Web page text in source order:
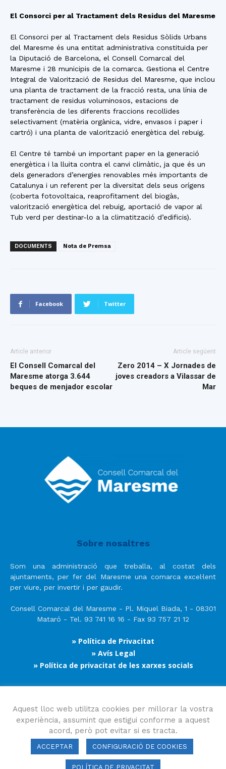
El Consorci per al Tractament dels Residus del Maresme
El Consorci per al Tractament dels Residus Sòlids Urbans
del Maresme és una entitat administrativa constituïda per
la Diputació de Barcelona, el Consell Comarcal del
Maresme i 28 municipis de la comarca. Gestiona el Centre
Integral de Valorització de Residus del Maresme, que inclou
una planta de tractament de la fracció resta, una línia de
tractament de residus voluminosos, estacions de
transferència de les diferents fraccions recollides
selectivament (matèria orgànica, vidre, envasos i paper i
cartró) i una planta de valorització energètica del rebuig.
El Centre té també un important paper en la generació
energètica i la lluita contra el canvi climàtic, ja que és un
dels generadors d’energies renovables més importants de
Catalunya i un referent per la diversitat dels seus orígens
(coberta fotovoltaica, reaprofitament del biogàs,
valorització energètica del rebuig, aportació de vapor al
Tub verd per destinar-lo a la climatització d’edificis).
DOCUMENTS Nota de Premsa
Facebook Twitter
Article anterior
El Consell Comarcal del
Maresme atorga 3.644
beques de menjador escolar
Article següent
Zero 2014 – X Jornades de
joves creadors a Vilassar de
Mar
Sobre nosaltres
Som una administració que treballa, al costat dels
ajuntaments, per fer del Maresme una comarca excel·lent
per viure, per invertir i per gaudir.
Consell Comarcal del Maresme - Pl. Miquel Biada, 1 - 08301
Mataró - Tel. 93 741 16 16 - Fax 93 757 21 12
» Política de Privacitat
» Avís Legal
» Política de privacitat de les xarxes socials
Segueix-nos
Aquest lloc web utilitza cookies per millorar la vostra
experiència, assumint que estigui conforme a aquest
acord, però pot evitar si es tracta.
ACCEPTAR CONFIGURACIÓ DE COOKIES
POLÍTICA DE PRIVACITAT